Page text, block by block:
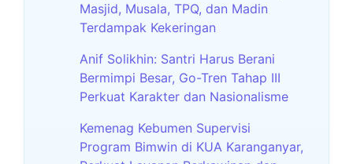
Masjid, Musala, TPQ, dan Madin
Terdampak Kekeringan
Anif Solikhin: Santri Harus Berani
Bermimpi Besar, Go-Tren Tahap III
Perkuat Karakter dan Nasionalisme
Kemenag Kebumen Supervisi
Program Bimwin di KUA Karanganyar,